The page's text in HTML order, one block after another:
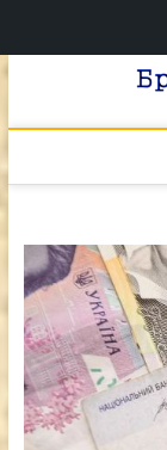
Перейти